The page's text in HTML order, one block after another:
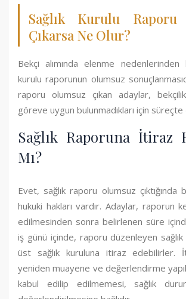
Sağlık Kurulu Raporu
Çıkarsa Ne Olur?
Bekçi alımında elenme
kurulu raporunun olumsuz
raporu olumsuz çıkan adaylar,
göreve uygun bulunmadıkları için
Sağlık Raporuna İtiraz
Mı?
Evet, sağlık raporu olumsuz çıktığında
hukuki hakları vardır. Adaylar, raporun
edilmesinden sonra belirlenen süre
iş günü içinde, raporu düzenleyen
üst sağlık kuruluna itiraz edebilirler.
yeniden muayene ve değerlendirme
kabul edilip edilmemesi, sağlık